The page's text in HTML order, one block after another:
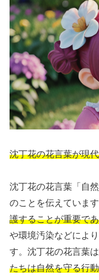
沈丁花の花言葉が現
沈丁花の花言葉「自
のことを伝えています
護することが重要で
や環境汚染などによ
す。沈丁花の花言葉は
たちは自然を守る行